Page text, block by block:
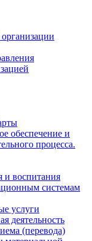
обеспечение и
процесса.
и воспитания
системам
услуги
деятельность
(перевода)